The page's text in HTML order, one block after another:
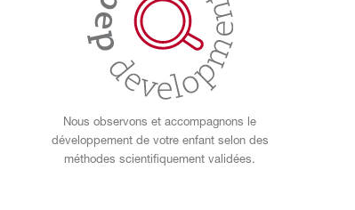
Nous observons et accompagnons le
développement de votre enfant selon des
méthodes scientifiquement validées.